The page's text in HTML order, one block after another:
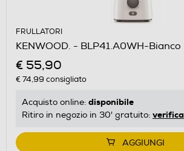
FRULLATORI
KENWOOD. - BLP41.A0WH-Bianco
€ 55,90
€ 74,99 consigliato
Acquisto online: disponibile
Ritiro in negozio in 30' gratuito: verifica
AGGIUNGI